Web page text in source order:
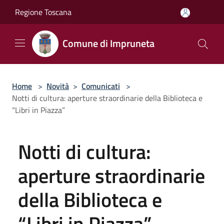
Regione Toscana
Comune di Impruneta
Home > Novità > Comunicati >
Notti di cultura: aperture straordinarie della Biblioteca e
“Libri in Piazza”
Notti di cultura:
aperture straordinarie
della Biblioteca e